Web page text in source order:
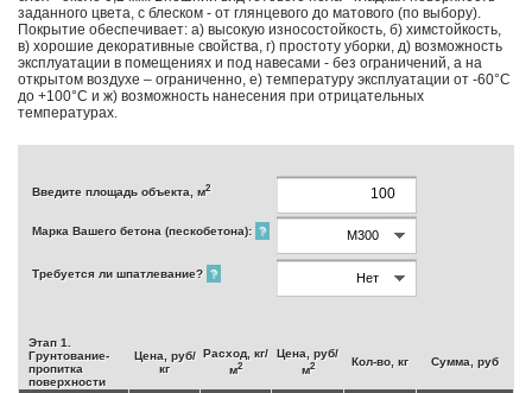
заданного цвета, с блеском - от глянцевого до матового (по выбору).
Покрытие обеспечивает: а) высокую износостойкость, б) химстойкость,
в) хорошие декоративные свойства, г) простоту уборки, д) возможность
эксплуатации в помещениях и под навесами - без ограничений, а на
открытом воздухе – ограниченно, е) температуру эксплуатации от -60°С
до +100°С и ж) возможность нанесения при отрицательных
температурах.
Введите площадь объекта, м2
Марка Вашего бетона (пескобетона): ?
Требуется ли шпатлевание? ?
Этап 1.
Грунтование-
пропитка
поверхности
Цена, руб/
кг
Расход, кг/
м2
Цена, руб/
м2 Кол-во, кг Сумма, руб